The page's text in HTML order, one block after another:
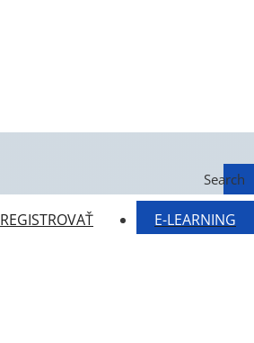
Search
REGISTROVAŤ E-LEARNING